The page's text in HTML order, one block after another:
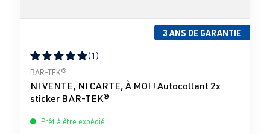
3 ANS DE GARANTIE
Note moyenne de 5 sur 5 étoiles
(1)
BAR-TEK®
NI VENTE, NI CARTE, À MOI ! Autocollant 2x
sticker BAR-TEK®
Prêt à être expédié !